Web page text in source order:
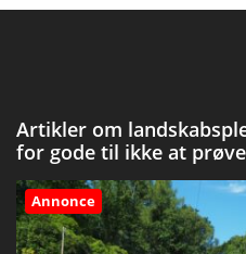
Artikler om
for gode til ikke at
Annonce